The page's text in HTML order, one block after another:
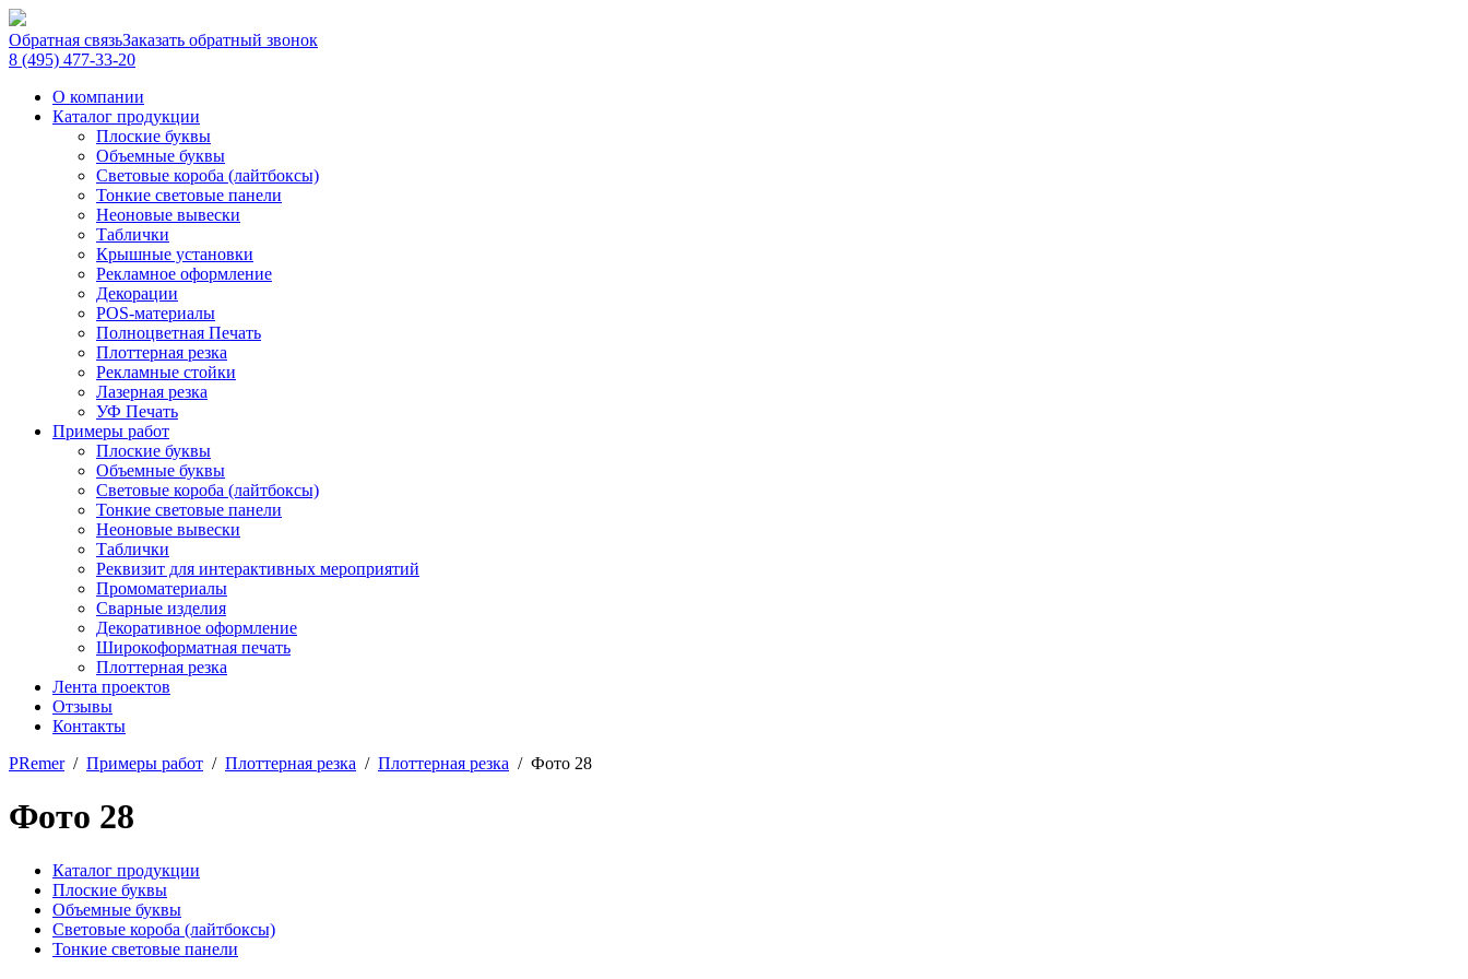
Обратная связьЗаказать обратный звонок
8 (495) 477-33-20
О компании
Каталог продукции
Плоские буквы
Объемные буквы
Световые короба (лайтбоксы)
Тонкие световые панели
Неоновые вывески
Таблички
Крышные установки
Рекламное оформление
Декорации
POS-материалы
Полноцветная Печать
Плоттерная резка
Рекламные стойки
Лазерная резка
УФ Печать
Примеры работ
Плоские буквы
Объемные буквы
Световые короба (лайтбоксы)
Тонкие световые панели
Неоновые вывески
Таблички
Реквизит для интерактивных мероприятий
Промоматериалы
Сварные изделия
Декоративное оформление
Широкоформатная печать
Плоттерная резка
Лента проектов
Отзывы
Контакты
PRemer/ Примеры работ / Плоттерная резка / Плоттерная резка / Фото 28
Фото 28
Каталог продукции
Плоские буквы
Объемные буквы
Световые короба (лайтбоксы)
Тонкие световые панели